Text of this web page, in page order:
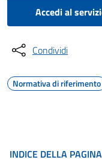
Accedi al
Condividi
Normativa di riferimento
INDICE DELLA PAGINA